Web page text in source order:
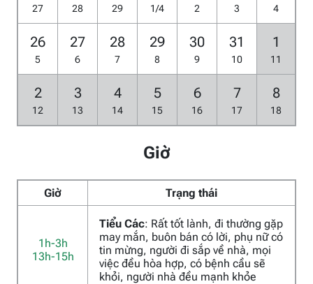
27 28 29 1/4 2 3 4
26
5
27
6
28
7
29
8
30
9
31
10
1
11
2
12
3
13
4
14
5
15
6
16
7
17
8
18
Giờ
Giờ Trạng thái
1h-3h
13h-15h
Tiểu Các: Rất tốt lành, đi thường gặp
may mắn, buôn bán có lời, phụ nữ có
tin mừng, người đi sắp về nhà, mọi
việc đều hòa hợp, có bệnh cầu sẽ
khỏi, người nhà đều mạnh khỏe